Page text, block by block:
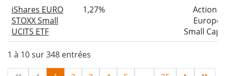
iShares EURO
STOXX Small
UCITS ETF
1,27%
Actions
Europe
Small Cap
1 à 10 sur 348 entrées